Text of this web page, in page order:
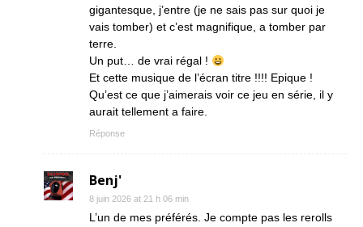
gigantesque, j’entre (je ne sais pas sur quoi je
vais tomber) et c’est magnifique, a tomber par
terre.
Un put… de vrai régal !
Et cette musique de l’écran titre !!!! Epique !
Qu’est ce que j’aimerais voir ce jeu en série, il y
aurait tellement a faire.
Réponse
Benj'
8 juin 2026 at 21 h 06 min
L’un de mes préférés. Je compte pas les rerolls